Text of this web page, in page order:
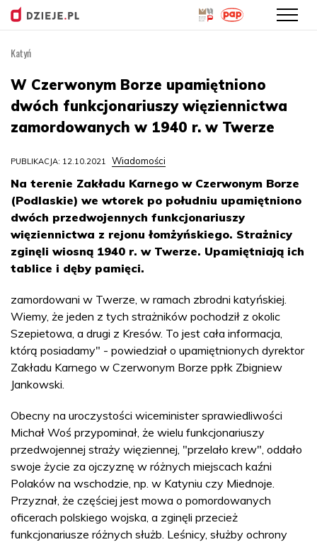
treści
Katyń
W Czerwonym Borze upamiętniono
dwóch funkcjonariuszy więziennictwa
zamordowanych w 1940 r. w Twerze
PUBLIKACJA: 12.10.2021 Wiadomości
Na terenie Zakładu Karnego w Czerwonym Borze
(Podlaskie) we wtorek po południu upamiętniono
dwóch przedwojennych funkcjonariuszy
więziennictwa z rejonu łomżyńskiego. Strażnicy
zginęli wiosną 1940 r. w Twerze. Upamiętniają ich
tablice i dęby pamięci.
zamordowani w Twerze, w ramach zbrodni katyńskiej.
Wiemy, że jeden z tych strażników pochodził z okolic
Szepietowa, a drugi z Kresów. To jest cała informacja,
którą posiadamy" - powiedział o upamiętnionych dyrektor
Zakładu Karnego w Czerwonym Borze ppłk Zbigniew
Jankowski.
Obecny na uroczystości wiceminister sprawiedliwości
Michał Woś przypominał, że wielu funkcjonariuszy
przedwojennej straży więziennej, "przelało krew", oddało
swoje życie za ojczyznę w różnych miejscach kaźni
Polaków na wschodzie, np. w Katyniu czy Miednoje.
Przyznał, że częściej jest mowa o pomordowanych
oficerach polskiego wojska, a zginęli przecież
funkcjonariusze różnych służb. Leśnicy, służby ochrony